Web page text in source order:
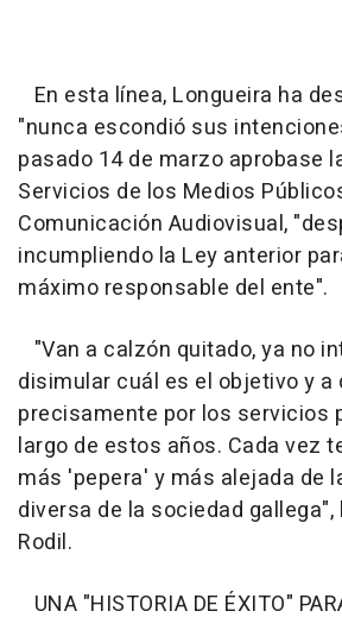
En esta línea, Longueira ha
"nunca escondió sus
pasado 14 de marzo aprobase
Servicios de los Medios
Comunicación Audiovisual,
incumpliendo la Ley anterior
máximo responsable del ente".
"Van a calzón quitado, ya no
disimular cuál es el objetivo y a
precisamente por los servicios
largo de estos años. Cada vez
más 'pepera' y más alejada de
diversa de la sociedad
Rodil.
UNA "HISTORIA DE ÉXITO"